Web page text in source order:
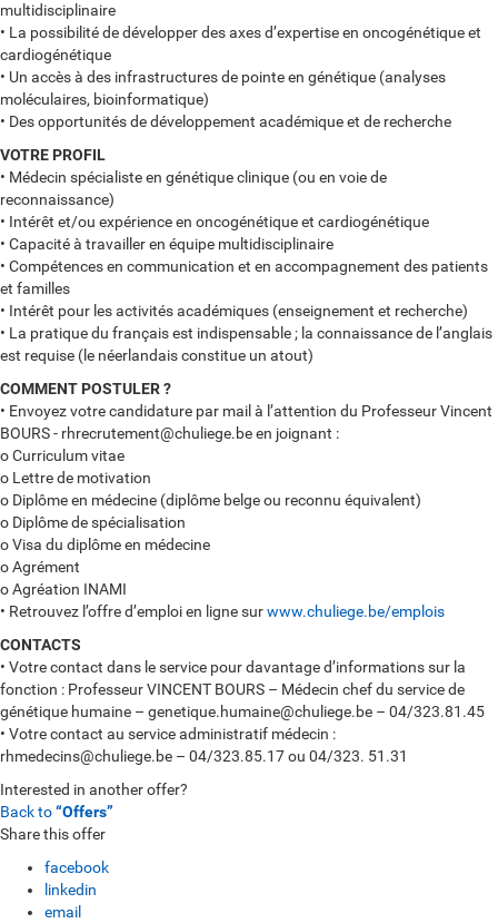
multidisciplinaire
• La possibilité de développer des axes d’expertise en oncogénétique et
cardiogénétique
• Un accès à des infrastructures de pointe en génétique (analyses
moléculaires, bioinformatique)
• Des opportunités de développement académique et de recherche
VOTRE PROFIL
• Médecin spécialiste en génétique clinique (ou en voie de
reconnaissance)
• Intérêt et/ou expérience en oncogénétique et cardiogénétique
• Capacité à travailler en équipe multidisciplinaire
• Compétences en communication et en accompagnement des patients
et familles
• Intérêt pour les activités académiques (enseignement et recherche)
• La pratique du français est indispensable ; la connaissance de l’anglais
est requise (le néerlandais constitue un atout)
COMMENT POSTULER ?
• Envoyez votre candidature par mail à l’attention du Professeur Vincent
BOURS - rhrecrutement@chuliege.be en joignant :
o Curriculum vitae
o Lettre de motivation
o Diplôme en médecine (diplôme belge ou reconnu équivalent)
o Diplôme de spécialisation
o Visa du diplôme en médecine
o Agrément
o Agréation INAMI
• Retrouvez l’offre d’emploi en ligne surwww.chuliege.be/emplois
CONTACTS
• Votre contact dans le service pour davantage d’informations sur la
fonction : Professeur VINCENT BOURS – Médecin chef du service de
génétique humaine – genetique.humaine@chuliege.be – 04/323.81.45
• Votre contact au service administratif médecin :
rhmedecins@chuliege.be – 04/323.85.17 ou 04/323. 51.31
Interested in another offer?
Back to“Offers”
Share this offer
facebook
linkedin
email